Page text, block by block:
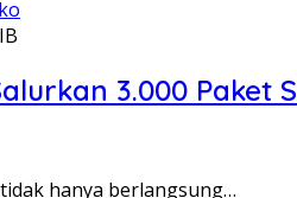
3.000 Paket
hanya berlangsung…